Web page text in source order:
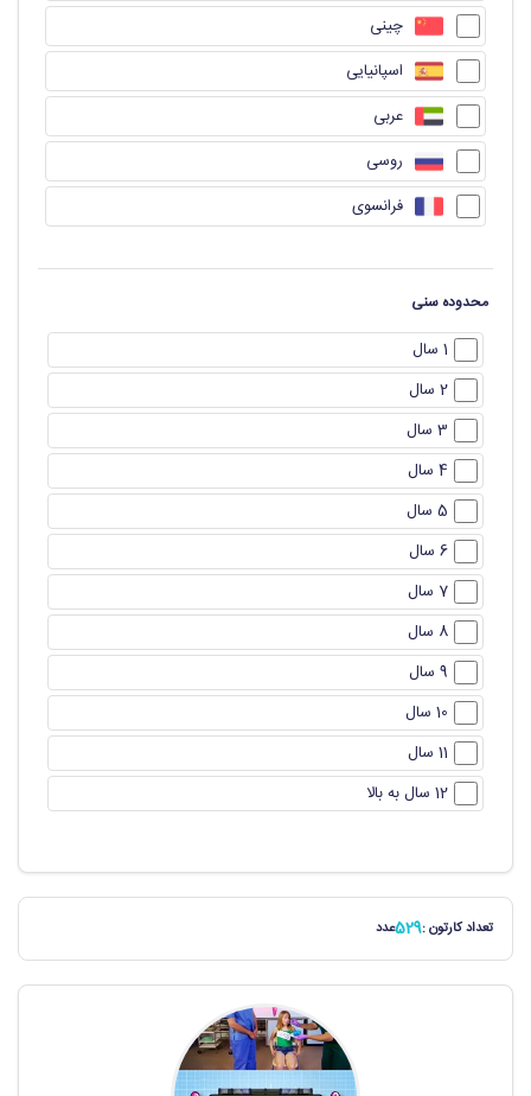
چینی
اسپانیایی
عربی
روسی
فرانسوی
محدوده سنی
3 سال
5 سال
10 سال
12 سال به بالا
تعداد کارتون :529عدد